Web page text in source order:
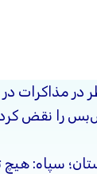
در مذاکرات
را نقض
سپاه: هیچ